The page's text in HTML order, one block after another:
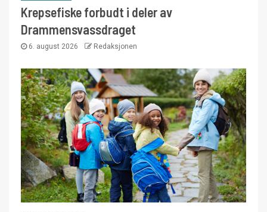
Krepsefiske forbudt i deler av
Drammensvassdraget
6. august 2026 Redaksjonen